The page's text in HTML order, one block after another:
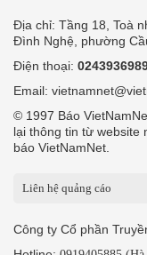
Địa chỉ: Tầng 18, Toà
Đình Nghệ, phường
Điện thoại:
Email:
© 1997 Báo
lại thông tin từ website
báo VietNamNet.
Liên hệ quảng cáo
Công ty Cổ phần